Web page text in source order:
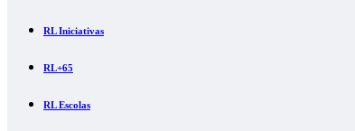
RL Iniciativas
RL+65
RL Escolas